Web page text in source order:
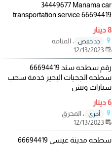
34449677 Manama car
transportation service 66694419
8 دينار
جد حفص
، المنامه
12/13/2023
رقم سطحه سند 66694419
سطحه الجحيات البحير خدمة سحب
سيارات ونش
6 دينار
أخرى
، المحرق
12/13/2023
سطحه مدينة عيسى 66694419